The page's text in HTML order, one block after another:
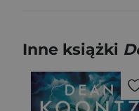
Inne książki